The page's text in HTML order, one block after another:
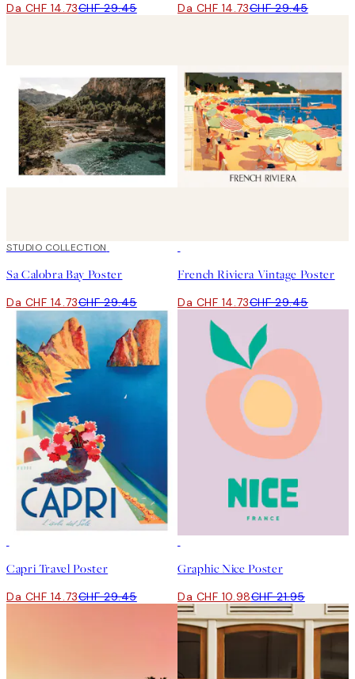
Da CHF 14.73CHF 29.45 Da CHF 14.73CHF 29.45
50%*
STUDIO COLLECTION
Sa Calobra Bay Poster
Da CHF 14.73CHF 29.45
French Riviera Vintage Poster
Da CHF 14.73CHF 29.45
Capri Travel Poster
Da CHF 14.73CHF 29.45
Graphic Nice Poster
Da CHF 10.98CHF 21.95